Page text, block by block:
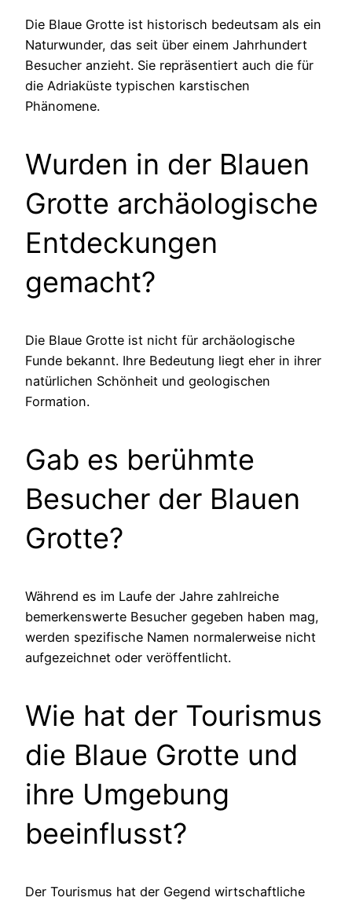
Die Blaue Grotte ist historisch bedeutsam als ein
Naturwunder, das seit über einem Jahrhundert
Besucher anzieht. Sie repräsentiert auch die für
die Adriaküste typischen karstischen
Phänomene.
Wurden in der Blauen
Grotte archäologische
Entdeckungen
gemacht?
Die Blaue Grotte ist nicht für archäologische
Funde bekannt. Ihre Bedeutung liegt eher in ihrer
natürlichen Schönheit und geologischen
Formation.
Gab es berühmte
Besucher der Blauen
Grotte?
Während es im Laufe der Jahre zahlreiche
bemerkenswerte Besucher gegeben haben mag,
werden spezifische Namen normalerweise nicht
aufgezeichnet oder veröffentlicht.
Wie hat der Tourismus
die Blaue Grotte und
ihre Umgebung
beeinflusst?
Der Tourismus hat der Gegend wirtschaftliche